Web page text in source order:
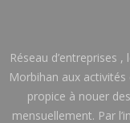
Réseau d’entreprises
Morbihan aux
propice à nouer
mensuellement. Par